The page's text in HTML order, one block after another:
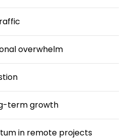
overwhelm
term growth
in remote projects